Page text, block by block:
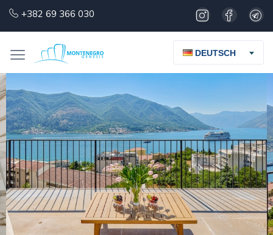
+382 69 366 030
DEUTSCH